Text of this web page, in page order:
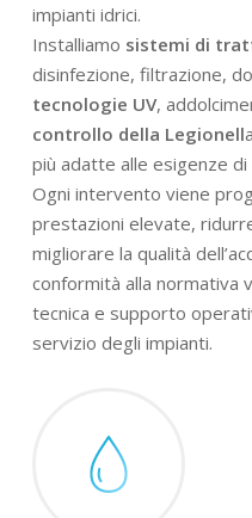
impianti idrici.
Installiamo sistemi di
disinfezione, filtrazione,
tecnologie UV,
controllo della Legionell
più adatte alle esigenze
Ogni intervento viene
prestazioni elevate,
migliorare la qualità
conformità alla normativa
tecnica e supporto
servizio degli impianti.